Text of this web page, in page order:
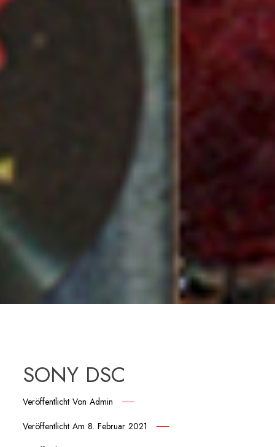
SONY DSC
Veröffentlicht VonAdmin
Veröffentlicht Am8. Februar 2021